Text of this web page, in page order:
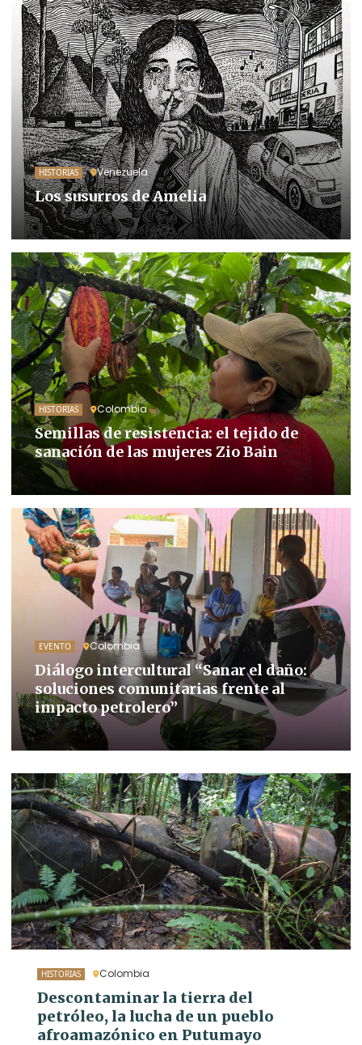
HISTORIAS Venezuela
Los susurros de Amelia
HISTORIAS Colombia
Semillas de resistencia: el tejido de
sanación de las mujeres Zio Bain
EVENTO Colombia
Diálogo intercultural “Sanar el daño:
soluciones comunitarias frente al
impacto petrolero”
HISTORIAS Colombia
Descontaminar la tierra del
petróleo, la lucha de un pueblo
afroamazónico en Putumayo